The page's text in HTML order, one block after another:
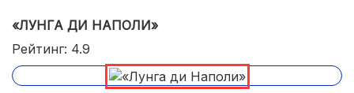
«ЛУНГА ДИ НАПОЛИ»
Рейтинг: 4.9